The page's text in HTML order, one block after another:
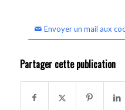
Envoyer un mail aux
Partager cette publication